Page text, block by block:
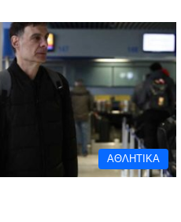
ΑΘΛΗΤΙΚΑ